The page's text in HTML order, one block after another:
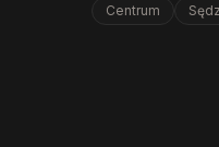
Centrum